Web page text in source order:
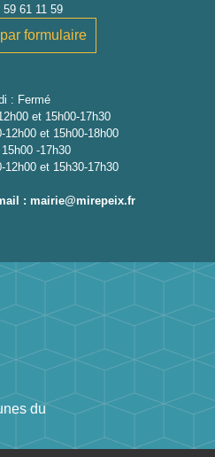
59 61 11 59
formulaire
: Fermé
et 15h00-17h30
12h00 et 15h00-18h00
-17h30
12h00 et 15h30-17h30
: mairie@mirepeix.fr
du